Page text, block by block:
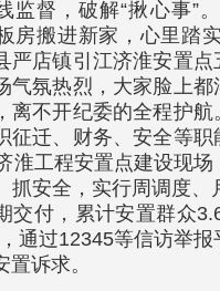
监督，破解“揪心事”
房搬进新家，心里踏
严店镇引江济淮安置点
气氛热烈，大家脸上都
离不开纪委的全程护航
征迁、财务、安全等职
淮工程安置点建设现场
抓安全，实行周调度、
交付，累计安置群众
通过12345等信访举
诉求。